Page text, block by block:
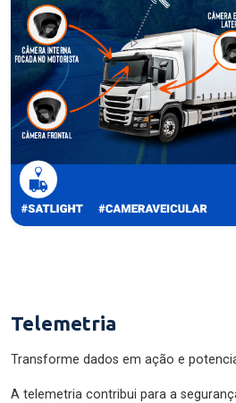
Telemetria
Transforme dados em ação e
A telemetria contribui para a